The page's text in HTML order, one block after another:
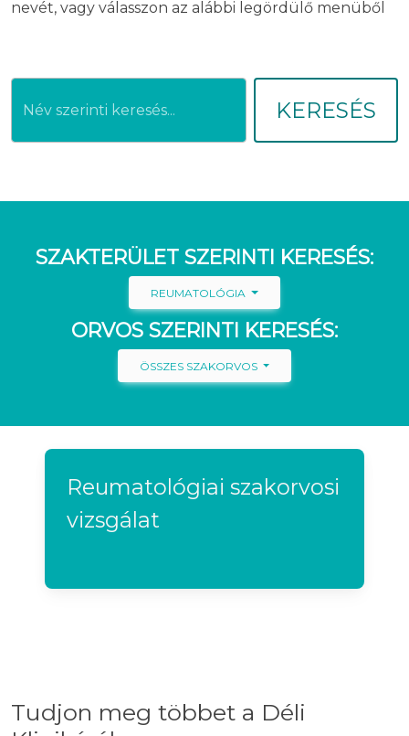
nevét, vagy válasszon az alábbi legördülő menüből
KERESÉS
SZAKTERÜLET SZERINTI KERESÉS:
REUMATOLÓGIA
ORVOS SZERINTI KERESÉS:
ÖSSZES SZAKORVOS
Reumatológiai szakorvosi
vizsgálat
Tudjon meg többet a Déli